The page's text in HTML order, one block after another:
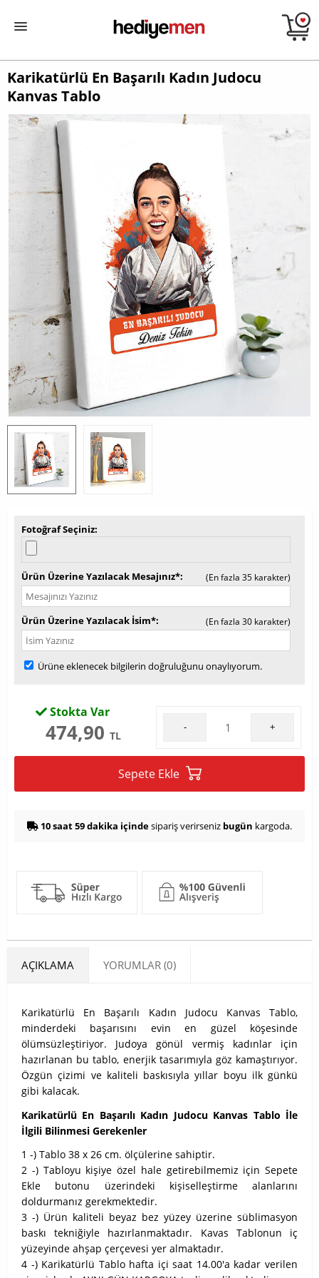
Karikatürlü En Başarılı Kadın Judocu
Kanvas Tablo
Fotoğraf Seçiniz
Ürün Üzerine Yazılacak Mesajınız* (En fazla 35 karakter)
Ürün Üzerine Yazılacak İsim* (En fazla 30 karakter)
Ürüne eklenecek bilgilerin doğruluğunu onaylıyorum.
Stokta Var
474,90 TL
- +
Sepete Ekle
10 saat 59 dakika içindesipariş verirseniz bugün kargoda.
AÇIKLAMA YORUMLAR (0)
Karikatürlü En Başarılı Kadın Judocu Kanvas Tablo,
minderdeki başarısını evin en güzel köşesinde
ölümsüzleştiriyor. Judoya gönül vermiş kadınlar için
hazırlanan bu tablo, enerjik tasarımıyla göz kamaştırıyor.
Özgün çizimi ve kaliteli baskısıyla yıllar boyu ilk günkü
gibi kalacak.
Karikatürlü En Başarılı Kadın Judocu Kanvas Tablo İle
İlgili Bilinmesi Gerekenler
1 -) Tablo 38 x 26 cm. ölçülerine sahiptir.
2 -) Tabloyu kişiye özel hale getirebilmemiz için Sepete
Ekle butonu üzerindeki kişiselleştirme alanlarını
doldurmanız gerekmektedir.
3 -) Ürün kaliteli beyaz bez yüzey üzerine süblimasyon
baskı tekniğiyle hazırlanmaktadır. Kavas Tablonun iç
yüzeyinde ahşap çerçevesi yer almaktadır.
4 -) Karikatürlü Tablo hafta içi saat 14.00'a kadar verilen